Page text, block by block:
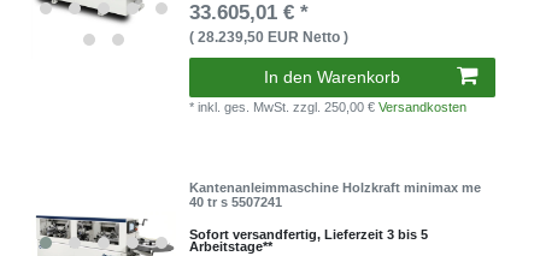
33.605,01 € *
( 28.239,50 EUR Netto )
In den Warenkorb
* inkl. ges. MwSt.zzgl. 250,00 €Versandkosten
Kantenanleimmaschine Holzkraft minimax me
40 tr s 5507241
Sofort versandfertig, Lieferzeit 3 bis 5
Arbeitstage**